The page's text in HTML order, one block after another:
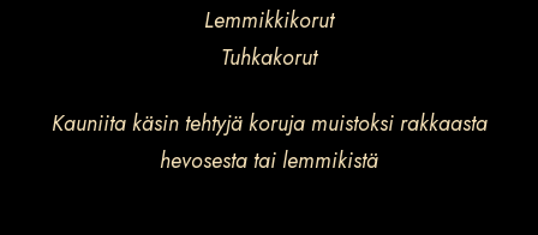
Lemmikkikorut
Tuhkakorut
Kauniita käsin tehtyjä koruja muistoksi rakkaasta
hevosesta tai lemmikistä